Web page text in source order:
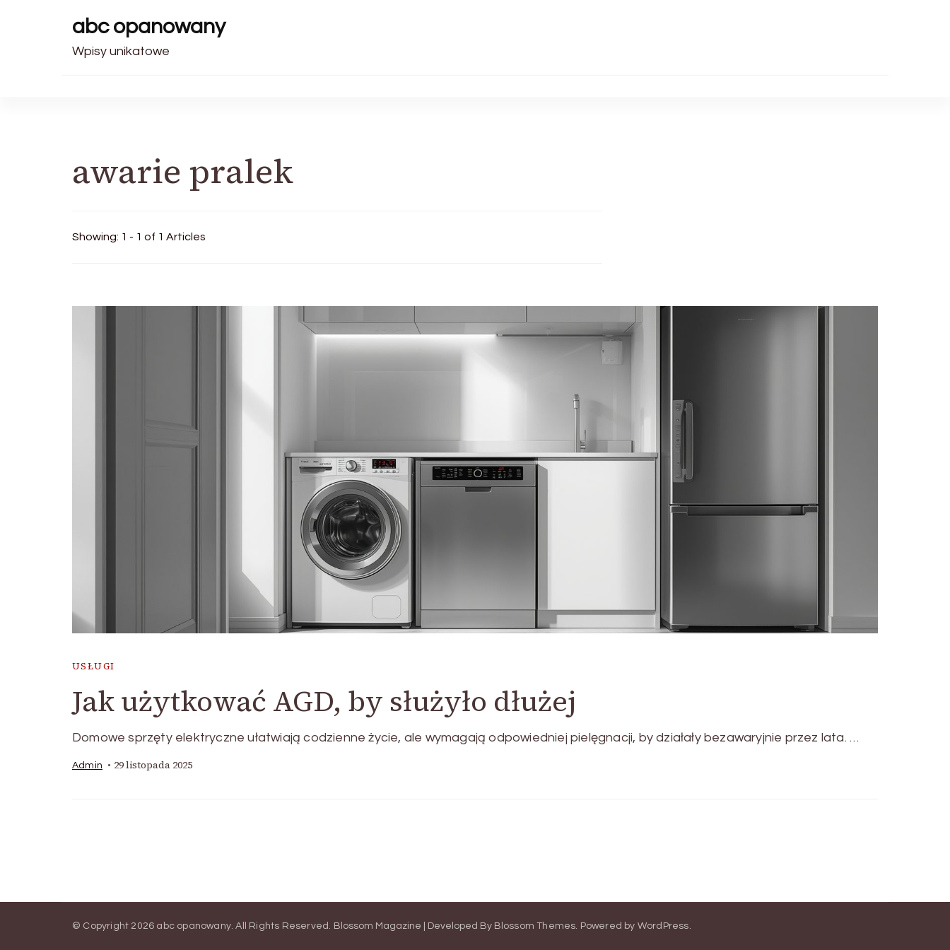
abc opanowany
Wpisy unikatowe
awarie pralek
Showing: 1 - 1 of 1 Articles
USŁUGI
Jak użytkować AGD, by służyło dłużej
Domowe sprzęty elektryczne ułatwiają codzienne życie, ale wymagają odpowiedniej pielęgnacji, by działały bezawaryjnie przez lata. …
Admin 29 listopada 2025
© Copyright 2026 abc opanowany. All Rights Reserved. Blossom Magazine | Developed By Blossom Themes. Powered by WordPress.